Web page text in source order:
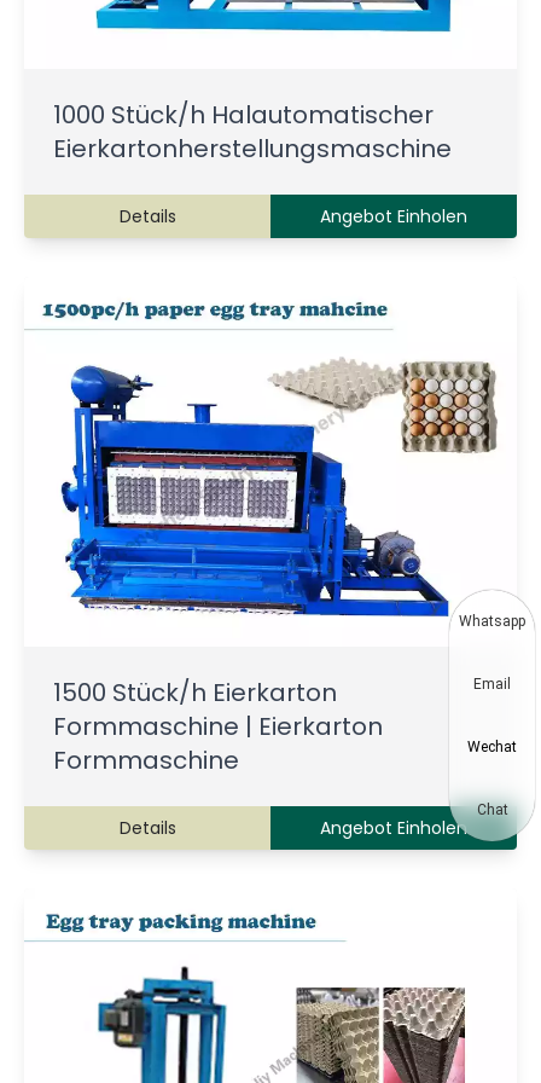
1000 Stück/h Halautomatischer
Eierkartonherstellungsmaschine
Details Angebot Einholen
1500 Stück/h Eierkarton
Formmaschine | Eierkarton
Formmaschine
Details Angebot Einholen
Whatsapp
Email
Wechat
Chat